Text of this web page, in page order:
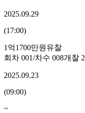
2025.09.29
(17:00)
1억1700만원 유찰
회차 001/차수 008개찰
2025.09.23
(09:00)
~